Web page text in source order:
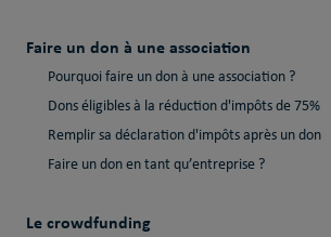
Faire un don à une association
Pourquoi faire un don à une association ?
Dons éligibles à la réduction d'impôts de 75%
Remplir sa déclaration d'impôts après un don
Faire un don en tant qu’entreprise ?
Le crowdfunding